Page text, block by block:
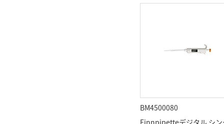
BM4500080
Finnpipetteデジタル シン